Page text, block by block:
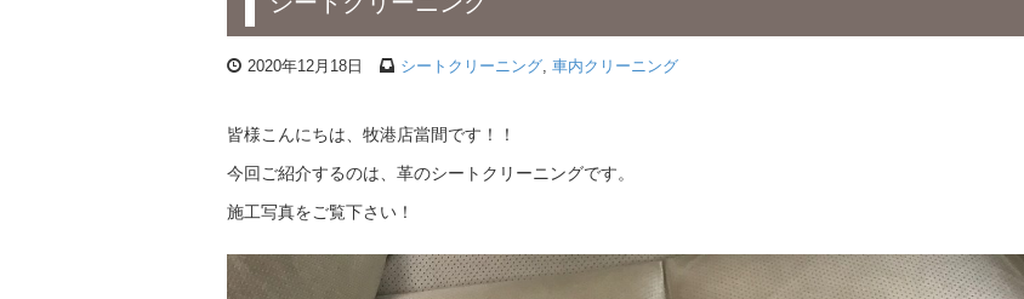
2020年12月18日 シートクリーニング, 車内クリーニング
皆様こんにちは、牧港店當間です！！
今回ご紹介するのは、革のシートクリーニングです。
施工写真をご覧下さい！